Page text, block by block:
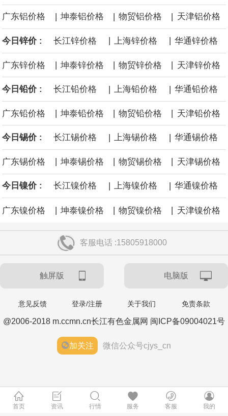
黄金价格有望录得自今年1月以来最大单周涨幅。油价走弱为金价提
供支撑，同时投资者正等待美国非农就业数据，以寻找美国利率前
景的线索。StoneX高级分析师马特·辛普森表示，中东和平前景改善
海力士：龙仁工厂将生产高带宽内存（HBM）及其他下一代动态随
机存取存储器（DRAM）。
广东铝价格 | 坤泰铝价格 | 物贸铝价格 | 天津铝价格
今日锌价 : 长江锌价格 上海锌价格 华通锌价格
广东锌价格 | 坤泰锌价格 | 物贸锌价格 | 天津锌价格
今日铅价 : 长江铅价格 | 上海铅价格 | 华通铅价格
广东铅价格 坤泰铅价格 物贸铅价格 天津铅价格
今日锡价 : 长江锡价格 | 上海锡价格 | 华通锡价格
广东锡价格 坤泰锡价格 物贸锡价格 天津锡价格
今日镍价 : 长江镍价格 | 上海镍价格 | 华通镍价格
广东镍价格 | 坤泰镍价格 | 物贸镍价格 | 天津镍价格
客服电话 :15805918000
触屏版 电脑版
意见反馈 登录/注册 关于我们 免责条款
@2006-2018 m.ccmn.cn长江有色金属网 闽ICP备09004021号
加关注 微信公众号cjys_cn
首页 资讯 行情 服务 客服 我的